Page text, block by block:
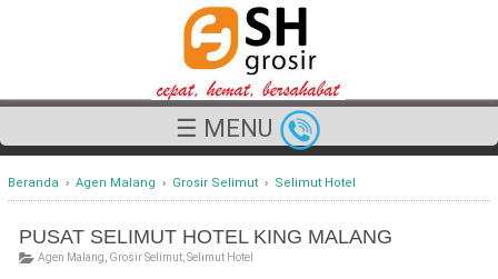
☰ MENU
Beranda › Agen Malang › Grosir Selimut › Selimut Hotel
PUSAT SELIMUT HOTEL KING MALANG
Agen Malang Grosir Selimut, Selimut Hotel